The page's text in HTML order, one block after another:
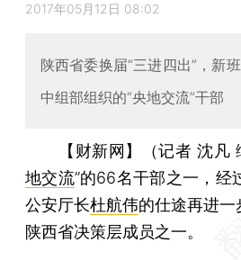
2017年05月12日 08:02
陕西省委换届“三进四出”，新
中组部组织的“央地交流”干部
【财新网】（记者 沈凡
地交流”的66名干部之一，经
公安厅长杜航伟的仕途再进
陕西省决策层成员之一。